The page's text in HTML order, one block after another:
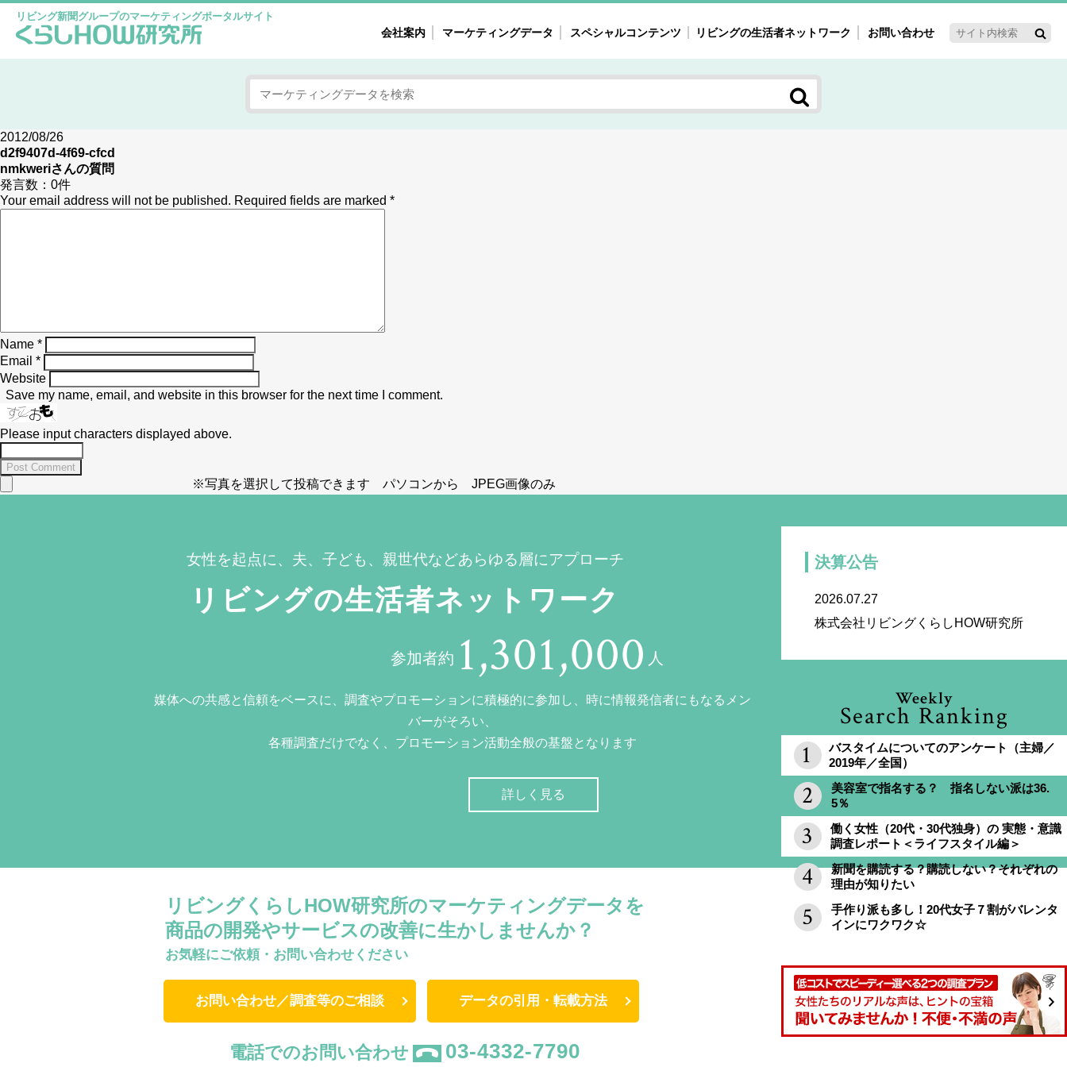
リビング新聞グループのマーケティングポータルサイト
会社案内 マーケティングデータ スペシャルコンテンツ
女性の気持ちと消費がリアルに見える
自主調査レポート
注目ターゲット・重点テーマ
40'ｓ～60'ｓマーケット研究室
リビングの生活者ネットワーク お問い合わせ
2012/08/26
d2f9407d-4f69-cfcd
nmkweriさんの質問
発言数： 0件
Your email address will not be published. Required fields are marked *
Name *
Email *
Website
Save my name, email, and website in this browser for the next time I comment.
Please input characters displayed above.
※写真を選択して投稿できます パソコンから JPEG画像のみ
決算公告
2026.07.27
株式会社リビングくらしHOW研究所
Weekly
Search Ranking
バスタイムについてのアンケート（主婦／
2019年／全国）
美容室で指名する？ 指名しない派は36.
5％
働く女性（20代・30代独身）の 実態・意識
調査レポート＜ライフスタイル編＞
新聞を購読する？購読しない？それぞれの
理由が知りたい
手作り派も多し！20代女子７割がバレンタ
インにワクワク☆
女性を起点に、夫、子ども、親世代などあらゆる層にアプローチ
リビングの生活者ネットワーク
参加者約 1,301,000 人
媒体への共感と信頼をベースに、調査やプロモーションに積極的に参加し、時に情報発信者にもなるメン
バーがそろい、
各種調査だけでなく、プロモーション活動全般の基盤となります
詳しく見る
リビングくらしHOW研究所のマーケティングデータを
商品の開発やサービスの改善に生かしませんか？
お気軽にご依頼・お問い合わせください
お問い合わせ／調査等のご相談 データの引用・転載方法
電話でのお問い合わせ 03-4332-7790